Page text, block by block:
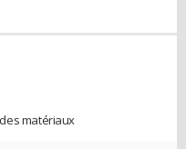
matériaux